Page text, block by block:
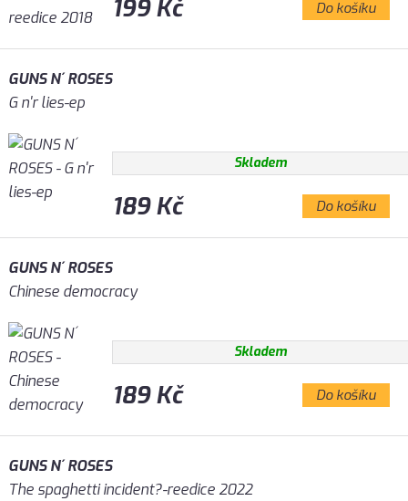
199 Kč Do košíku
GUNS N´ ROSES
G n'r lies-ep
Skladem
189 Kč Do košíku
GUNS N´ ROSES
Chinese democracy
Skladem
189 Kč Do košíku
GUNS N´ ROSES
The spaghetti incident?-reedice 2022